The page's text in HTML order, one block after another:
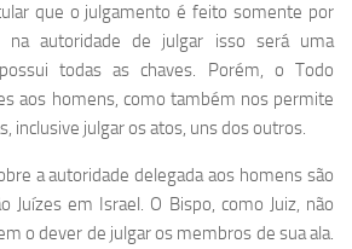
que o julgamento é feito somente por
na autoridade de julgar isso será uma
todas as chaves. Porém, o Todo
aos homens, como também nos permite
inclusive julgar os atos, uns dos outros.
a autoridade delegada aos homens são
Juízes em Israel. O Bispo, como Juiz, não
o dever de julgar os membros de sua ala.